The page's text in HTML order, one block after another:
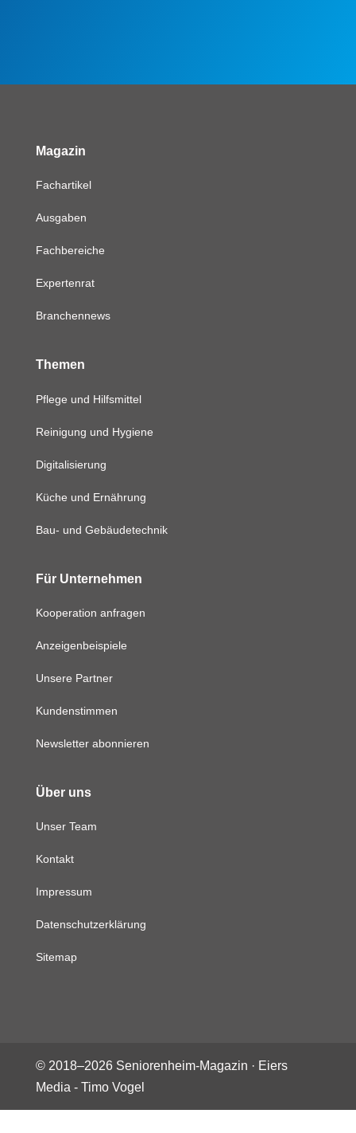
Magazin
Fachartikel
Ausgaben
Fachbereiche
Expertenrat
Branchennews
Themen
Pflege und Hilfsmittel
Reinigung und Hygiene
Digitalisierung
Küche und Ernährung
Bau- und Gebäudetechnik
Für Unternehmen
Kooperation anfragen
Anzeigenbeispiele
Unsere Partner
Kundenstimmen
Newsletter abonnieren
Über uns
Unser Team
Kontakt
Impressum
Datenschutzerklärung
Sitemap
© 2018–2026Seniorenheim-Magazin · Eiers
Media - Timo Vogel